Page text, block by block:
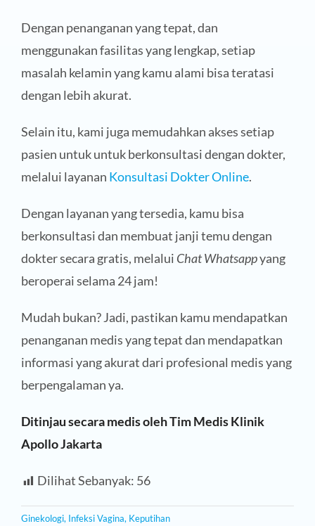
Dengan penanganan yang tepat, dan
menggunakan fasilitas yang lengkap, setiap
masalah kelamin yang kamu alami bisa teratasi
dengan lebih akurat.
Selain itu, kami juga memudahkan akses setiap
pasien untuk untuk berkonsultasi dengan dokter,
melalui layanan Konsultasi Dokter Online.
Dengan layanan yang tersedia, kamu bisa
berkonsultasi dan membuat janji temu dengan
dokter secara gratis, melalui Chat Whatsappyang
beroperai selama 24 jam!
Mudah bukan? Jadi, pastikan kamu mendapatkan
penanganan medis yang tepat dan mendapatkan
informasi yang akurat dari profesional medis yang
berpengalaman ya.
Ditinjau secara medis oleh Tim Medis Klinik
Apollo Jakarta
Dilihat Sebanyak: 56
Ginekologi, Infeksi Vagina, Keputihan